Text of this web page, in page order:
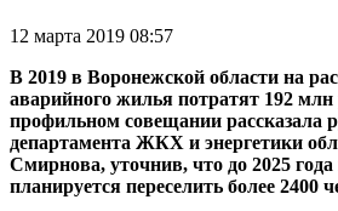
12 марта 2019 08:57
В 2019 в Воронежской области на
аварийного жилья потратят 192
профильном совещании рассказала
департамента ЖКХ и энергетики
Смирнова, уточнив, что до 2025 года
планируется переселить более 2400